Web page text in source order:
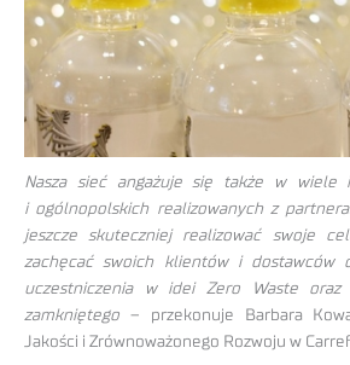
Nasza sieć angażuje się także w wiele
i ogólnopolskich realizowanych z
jeszcze skuteczniej realizować swoje
zachęcać swoich klientów i dostawców
uczestniczenia w idei Zero Waste oraz
zamkniętego – przekonuje Barbara
Jakości i Zrównoważonego Rozwoju w